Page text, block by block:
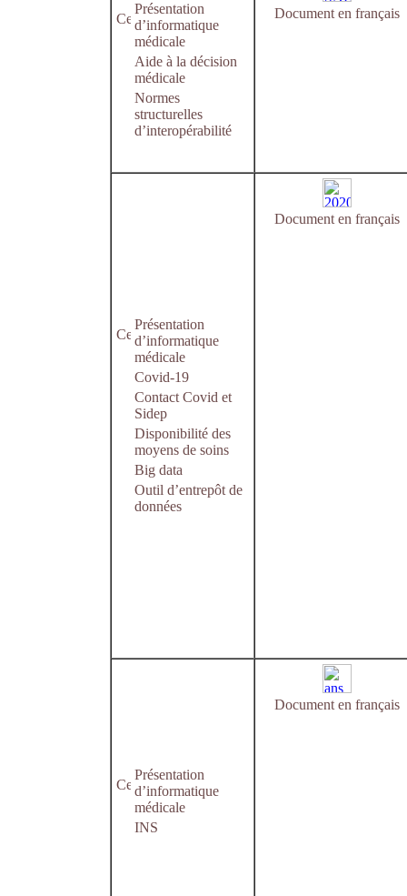
Présentation
d’informatique
médicale
Aide à la décision
médicale
Normes
structurelles
d’interopérabilité
Document en français
Présentation
d’informatique
médicale
Covid-19
Contact Covid et
Sidep
Disponibilité des
moyens de soins
Big data
Outil d’entrepôt de
données
Document en français
Présentation
d’informatique
médicale
INS
Document en français